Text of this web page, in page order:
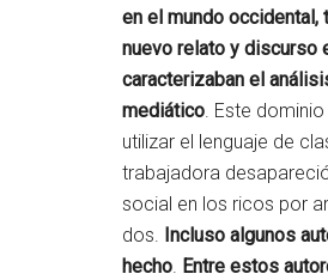
en el mundo occidental,
nuevo relato y discurso
caracterizaban el
mediático. Este
utilizar el lenguaje de
trabajadora
social en los ricos por
dos. Incluso algunos
hecho. Entre estos